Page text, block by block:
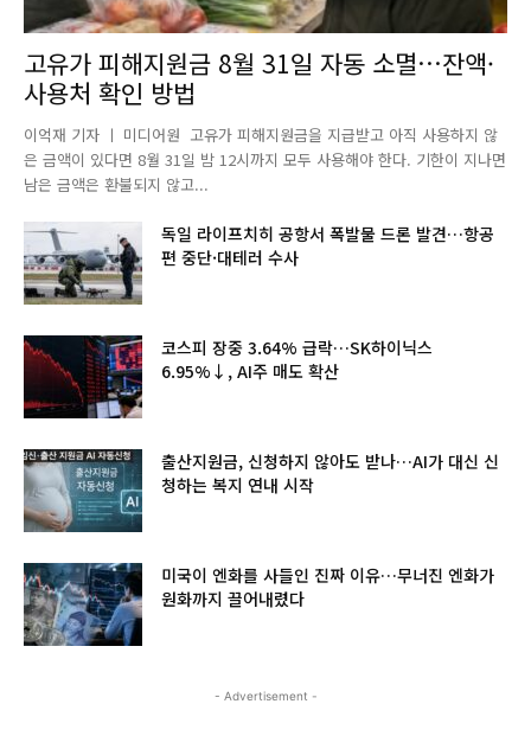
고유가 피해지원금 8월 31일 자동 소멸…잔액·
사용처 확인 방법
이억재 기자 ㅣ 미디어원 고유가 피해지원금을 지급받고 아직 사용하지 않
은 금액이 있다면 8월 31일 밤 12시까지 모두 사용해야 한다. 기한이 지나면
남은 금액은 환불되지 않고...
독일 라이프치히 공항서 폭발물 드론 발견…항공
편 중단·대테러 수사
코스피 장중 3.64% 급락…SK하이닉스
6.95%↓, AI주 매도 확산
출산지원금, 신청하지 않아도 받나…AI가 대신 신
청하는 복지 연내 시작
미국이 엔화를 사들인 진짜 이유…무너진 엔화가
원화까지 끌어내렸다
- Advertisement -